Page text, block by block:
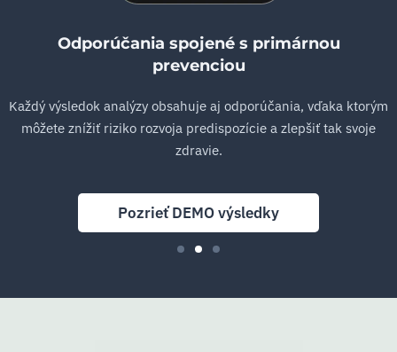
Odporúčania spojené s primárnou
prevenciou
Každý výsledok analýzy obsahuje aj odporúčania, vďaka ktorým
môžete znížiť riziko rozvoja predispozície a zlepšiť tak svoje
zdravie.
Pozrieť DEMO výsledky